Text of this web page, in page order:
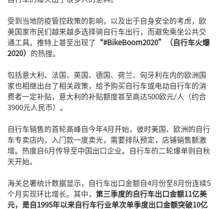
受到当地防疫管控政策的影响，以及出于自身安全的考虑，欧
美国家市民们越来越多选择骑自行车出行，而避免乘坐公共交
通工具。推特上甚至出现了
“#BikeBoom2020”（自行车火爆
2020） 的热搜。
包括意大利、法国、英国、德国、荷兰、匈牙利在内的欧洲国
家也相继出台了相关政策，给予购买自行车或电动自行车的消
费者一定补贴，意大利的补贴额度甚至高达500欧元/人（约合
3900元人民币）。
自行车销售的首轮高峰自今年4月开始，彼时美国、欧洲的自行
车专卖店内，入门款一度卖光，需要排队预定，店铺销售额激
增。热度自6月传导至中国出口企业。自行车的二轮爆单则自秋
天开始。
海关总署统计数据显示，自行车出口金额自4月份至8月份连续5
个月实现环比增长。其中， 第三季度的自行车出口金额11亿美
元， 是自1995年以来自行车行业单次单季度出口金额突破10亿